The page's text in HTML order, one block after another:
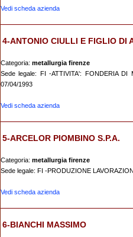
Vedi scheda azienda
4-ANTONIO CIULLI E FIGLIO DI
Categoria: metallurgia firenze
Sede legale: FI -ATTIVITA': FONDERIA DI
07/04/1993
Vedi scheda azienda
5-ARCELOR PIOMBINO S.P.A.
Categoria: metallurgia firenze
Sede legale: FI -PRODUZIONE
Vedi scheda azienda
6-BIANCHI MASSIMO